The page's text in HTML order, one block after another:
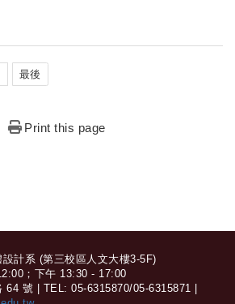
最後
Print this page
計系 (第三校區人文大樓3-5F)
；下午 13:30 - 17:00
64 號 | TEL: 05-6315870/05-6315871 |